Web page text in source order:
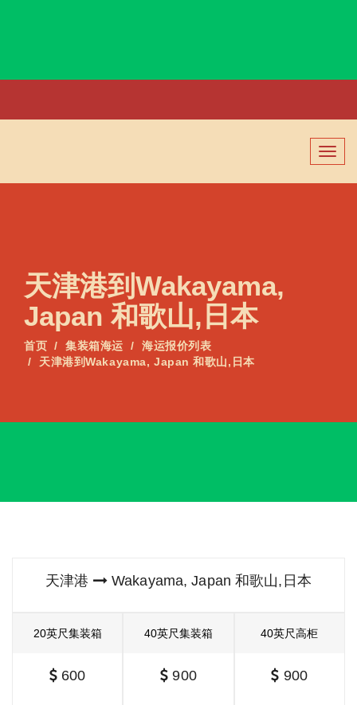
切
换
导
天津港到Wakayama,
Japan 和歌山,日本
首页 集装箱海运
海运报价列表
天津港到Wakayama, Japan 和歌山,日本
天津港 Wakayama, Japan 和歌山,日本
20英尺集装箱
600
40英尺集装箱
900
40英尺高柜
900